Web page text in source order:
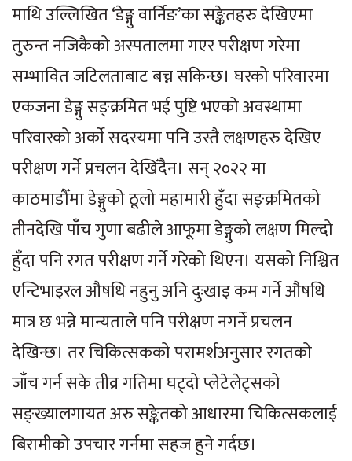
माथि उल्लिखित ‘डेङ्गु वार्निङ’का सङ्केतहरु देखिएमा
तुरुन्त नजिकैको अस्पतालमा गएर परीक्षण गरेमा
सम्भावित जटिलताबाट बच्न सकिन्छ। घरको परिवारमा
एकजना डेङ्गु सङ्क्रमित भई पुष्टि भएको अवस्थामा
परिवारको अर्काे सदस्यमा पनि उस्तै लक्षणहरु देखिए
परीक्षण गर्ने प्रचलन देखिँदैन। सन् २०२२ मा
काठमाडौँमा डेङ्गुको ठूलो महामारी हुँदा सङ्क्रमितको
तीनदेखि पाँच गुणा बढीले आफूमा डेङ्गुको लक्षण मिल्दो
हुँदा पनि रगत परीक्षण गर्ने गरेको थिएन। यसको निश्चित
एन्टिभाइरल औषधि नहुनु अनि दुःखाइ कम गर्ने औषधि
मात्र छ भन्ने मान्यताले पनि परीक्षण नगर्ने प्रचलन
देखिन्छ। तर चिकित्सकको परामर्शअनुसार रगतको
जाँच गर्न सके तीव्र गतिमा घट्दो प्लेटेलेट्सको
सङ्ख्यालगायत अरु सङ्केतको आधारमा चिकित्सकलाई
बिरामीको उपचार गर्नमा सहज हुने गर्दछ।